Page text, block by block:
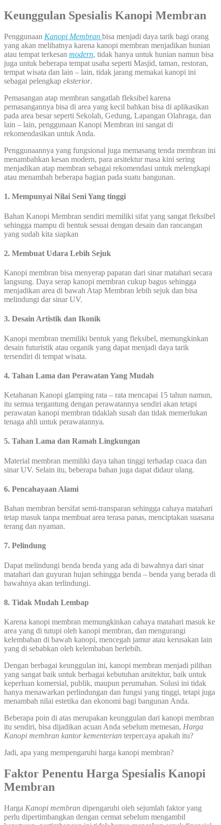
Keunggulan Spesialis Kanopi Membran
Penggunaan Kanopi Membran bisa menjadi daya tarik bagi orang
yang akan melihatnya karena kanopi membran menjadikan hunian
atau tempat terkesan modern, tidak hanya untuk hunian namun bisa
juga untuk beberapa tempat usaha seperti Masjid, taman, restoran,
tempat wisata dan lain – lain, tidak jarang memakai kanopi ini
sebagai pelengkap eksterior.
Pemasangan atap membran sangatlah fleksibel karena
pemasangannya bisa di area yang kecil bahkan bisa di aplikasikan
pada area besar seperti Sekolah, Gedung, Lapangan Olahraga, dan
lain – lain, penggunaan Kanopi Membran ini sangat di
rekomendasikan untuk Anda.
Penggunaannya yang fungsional juga memasang tenda membran ini
menambahkan kesan modern, para arsitektur masa kini sering
menjadikan atap membran sebagai rekomendasi untuk melengkapi
atau menambah beberapa bagian pada suatu bangunan.
1. Mempunyai Nilai Seni Yang tinggi
Bahan Kanopi Membran sendiri memiliki sifat yang sangat fleksibel
sehingga mampu di bentuk sesuai dengan desain dan rancangan
yang sudah kita siapkan
2. Membuat Udara Lebih Sejuk
Kanopi membran bisa menyerap paparan dari sinar matahari secara
langsung. Daya serap kanopi membran cukup bagus sehingga
menjadikan area di bawah Atap Membran lebih sejuk dan bisa
melindungi dar sinar UV.
3. Desain Artistik dan Ikonik
Kanopi membran memiliki bentuk yang fleksibel, memungkinkan
desain futuristik atau organik yang dapat menjadi daya tarik
tersendiri di tempat wisata.
4. Tahan Lama dan Perawatan Yang Mudah
Ketahanan Kanopi glamping rata – rata mencapai 15 tahun namun,
itu semua tergantung dengan perawatannya sendiri akan tetapi
perawatan kanopi membran tidaklah susah dan tidak memerlukan
tenaga ahli untuk perawatannya.
5. Tahan Lama dan Ramah Lingkungan
Material membran memiliki daya tahan tinggi terhadap cuaca dan
sinar UV. Selain itu, beberapa bahan juga dapat didaur ulang.
6. Pencahayaan Alami
Bahan membran bersifat semi-transparan sehingga cahaya matahari
tetap masuk tanpa membuat area terasa panas, menciptakan suasana
terang dan nyaman.
7. Pelindung
Dapat melindungi benda benda yang ada di bawahnya dari sinar
matahari dan guyuran hujan sehingga benda – benda yang berada di
bawahnya akan terlindungi.
8. Tidak Mudah Lembap
Karena kanopi membran memungkinkan cahaya matahari masuk ke
area yang di tutupi oleh kanopi membran, dan mengurangi
kelembaban di bawah kanopi, mencegah jamur atau kerusakan lain
yang di sebabkan oleh kelembaban berlebih.
Dengan berbagai keunggulan ini, kanopi membran menjadi pilihan
yang sangat baik untuk berbagai kebutuhan arsitektur, baik untuk
keperluan komersial, publik, maupun perumahan. Solusi ini tidak
hanya menawarkan perlindungan dan fungsi yang tinggi, tetapi juga
menambah nilai estetika dan ekonomi bagi bangunan Anda.
Beberapa poin di atas merupakan keunggulan dari kanopi membran
itu sendiri, bisa dijadikan acuan Anda sebelum memesan, Harga
Kanopi membran kantor kementerian terpercaya apakah itu?
Jadi, apa yang mempengaruhi harga kanopi membran?
Faktor Penentu Harga Spesialis Kanopi
Membran
Harga Kanopi membran dipengaruhi oleh sejumlah faktor yang
perlu dipertimbangkan dengan cermat sebelum mengambil